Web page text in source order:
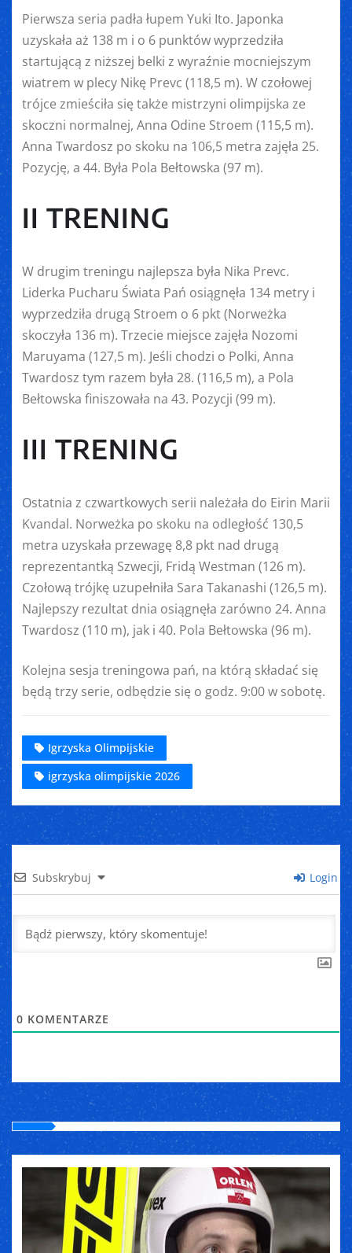
Pierwsza seria padła łupem Yuki Ito. Japonka
uzyskała aż 138 m i o 6 punktów wyprzedziła
startującą z niższej belki z wyraźnie mocniejszym
wiatrem w plecy Nikę Prevc (118,5 m). W czołowej
trójce zmieściła się także mistrzyni olimpijska ze
skoczni normalnej, Anna Odine Stroem (115,5 m).
Anna Twardosz po skoku na 106,5 metra zajęła 25.
Pozycję, a 44. Była Pola Bełtowska (97 m).
II TRENING
W drugim treningu najlepsza była Nika Prevc.
Liderka Pucharu Świata Pań osiągnęła 134 metry i
wyprzedziła drugą Stroem o 6 pkt (Norweżka
skoczyła 136 m). Trzecie miejsce zajęła Nozomi
Maruyama (127,5 m). Jeśli chodzi o Polki, Anna
Twardosz tym razem była 28. (116,5 m), a Pola
Bełtowska finiszowała na 43. Pozycji (99 m).
III TRENING
Ostatnia z czwartkowych serii należała do Eirin Marii
Kvandal. Norweżka po skoku na odległość 130,5
metra uzyskała przewagę 8,8 pkt nad drugą
reprezentantką Szwecji, Fridą Westman (126 m).
Czołową trójkę uzupełniła Sara Takanashi (126,5 m).
Najlepszy rezultat dnia osiągnęła zarówno 24. Anna
Twardosz (110 m), jak i 40. Pola Bełtowska (96 m).
Kolejna sesja treningowa pań, na którą składać się
będą trzy serie, odbędzie się o godz. 9:00 w sobotę.
Igrzyska Olimpijskie
igrzyska olimpijskie 2026
Subskrybuj Login
0 KOMENTARZE